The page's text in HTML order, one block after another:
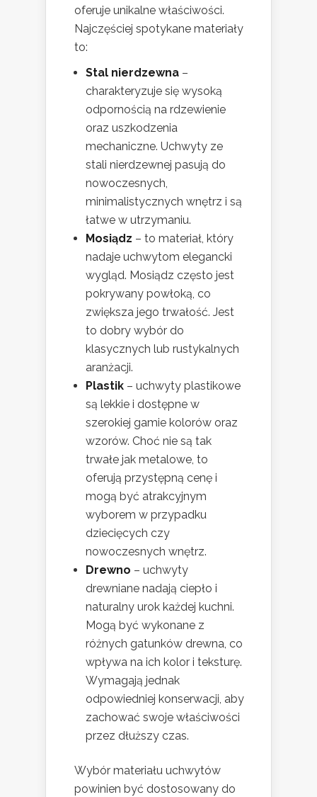
oferuje unikalne właściwości.
Najczęściej spotykane materiały
to:
Stal nierdzewna –
charakteryzuje się wysoką
odpornością na rdzewienie
oraz uszkodzenia
mechaniczne. Uchwyty ze
stali nierdzewnej pasują do
nowoczesnych,
minimalistycznych wnętrz i są
łatwe w utrzymaniu.
Mosiądz – to materiał, który
nadaje uchwytom elegancki
wygląd. Mosiądz często jest
pokrywany powłoką, co
zwiększa jego trwałość. Jest
to dobry wybór do
klasycznych lub rustykalnych
aranżacji.
Plastik – uchwyty plastikowe
są lekkie i dostępne w
szerokiej gamie kolorów oraz
wzorów. Choć nie są tak
trwałe jak metalowe, to
oferują przystępną cenę i
mogą być atrakcyjnym
wyborem w przypadku
dziecięcych czy
nowoczesnych wnętrz.
Drewno – uchwyty
drewniane nadają ciepło i
naturalny urok każdej kuchni.
Mogą być wykonane z
różnych gatunków drewna, co
wpływa na ich kolor i teksturę.
Wymagają jednak
odpowiedniej konserwacji, aby
zachować swoje właściwości
przez dłuższy czas.
Wybór materiału uchwytów
powinien być dostosowany do